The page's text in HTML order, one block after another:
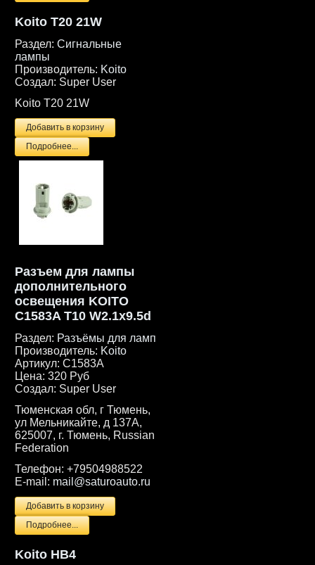
Koito T20 21W
Раздел:Сигнальные
лампы
Производитель: Koito
Создал: Super User
Koito T20 21W
Подробнее...
Разъем для лампы
дополнительного
освещения KOITO
C1583A T10 W2.1x9.5d
Раздел: Разъёмы для ламп
Производитель: Koito
Артикул:C1583A
Цена:320 Руб
Создал: Super User
Тюменская обл, г Тюмень,
ул Мельникайте, д 137А,
625007, г. Тюмень, Russian
Federation
Телефон:+79504988522
E-mail: mail@saturoauto.ru
Подробнее...
Koito HB4